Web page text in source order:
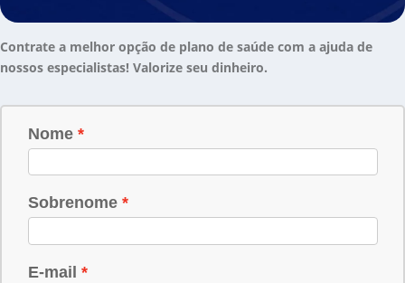
Contrate a melhor opção de plano de saúde com a ajuda de
nossos especialistas! Valorize seu dinheiro.